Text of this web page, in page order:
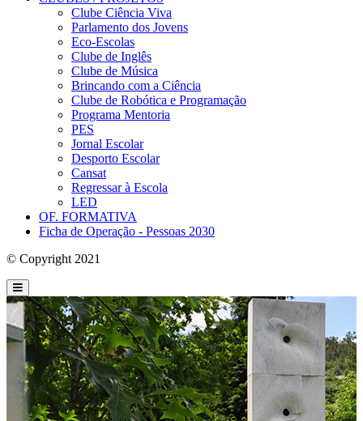
Clube Ciência Viva
Parlamento dos Jovens
Eco-Escolas
Clube de Inglês
Clube de Música
Brincando com a Ciência
Clube de Robótica e Programação
Programa Mentoria
PES
Jornal Escolar
Desporto Escolar
Cansat
Regressar à Escola
LED
OF. FORMATIVA
Ficha de Operação - Pessoas 2030
© Copyright 2021